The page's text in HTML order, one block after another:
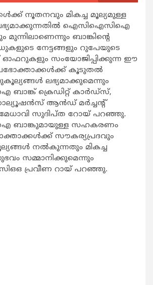
നൂതനവും മികച്ച മൂല്യമുള്ള
ഐസിഐസിഐ
മുന്നിലാണെന്നും ബാങ്കിന്‍റെ
നേട്ടങ്ങളും റുപേയുടെ
സംയോജിപ്പിക്കുന്ന ഈ
കൂടുതല്‍
ലഭ്യമാക്കുമെന്നും
ക്രെഡിറ്റ് കാര്‍ഡ്സ്,
ആന്‍ഡ് മര്‍ച്ചന്‍റ്
മേധാവി സുദിപ്ത റോയ് പറഞ്ഞു.
സഹകരണം
സൗകര്യപ്രദവും
നല്‍കുന്നതും മികച്ച
സമ്മാനിക്കുമെന്നും
പ്രവീണ റായ് പറഞ്ഞു.